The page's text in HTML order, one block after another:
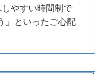
やすい時間制で
」といったご心配